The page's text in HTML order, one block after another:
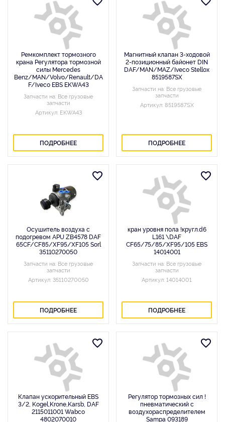
Ремкомплект тормозного
крана Регулятора тормозной
силы Mercedes
Benz/MAN/Volvo/Renault/DA
F/Iveco EBS EKWA43
Запчасти на: Все грузовые
запчасти
Артикул: EKWA43
ПОДРОБНЕЕ
Магнитный клапан 3-ходовой
2-позиционный байонет DIN
DAF/MAN/MAZ/Iveco Stellox
8519587SX
Запчасти на: Все грузовые
запчасти
Артикул: 8519587SX
ПОДРОБНЕЕ
Осушитель воздуха с
подогревом APU ZB4578 DAF
65CF/CF85/XF95/XF105 Sorl
35110270050
Запчасти на: Все грузовые
запчасти
Артикул: 35110270050
ПОДРОБНЕЕ
кран уровня пола !кругл.d6
L161 \DAF
CF65/75/85/XF95/105 EBS
14014001
Запчасти на: Все грузовые
запчасти
Артикул: 14014001
ПОДРОБНЕЕ
Клапан ускорительный EBS
3/2, Kogel,Krone,Karsb, DAF
2115011001 Wabco
4802070010
Регулятор тормозных сил !
пневматический c
воздухораспределителем
Sampa 093189